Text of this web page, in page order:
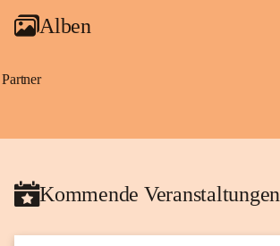
Alben
Partner
Kommende Veranstaltungen